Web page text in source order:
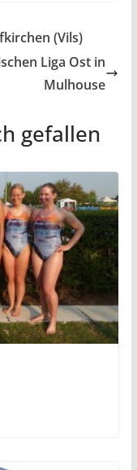
(Vils)
Liga Ost in
Mulhouse
gefallen